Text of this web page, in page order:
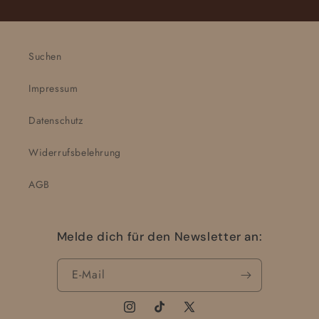
Suchen
Impressum
Datenschutz
Widerrufsbelehrung
AGB
Melde dich für den Newsletter an:
E-Mail
InstagramTikTok X